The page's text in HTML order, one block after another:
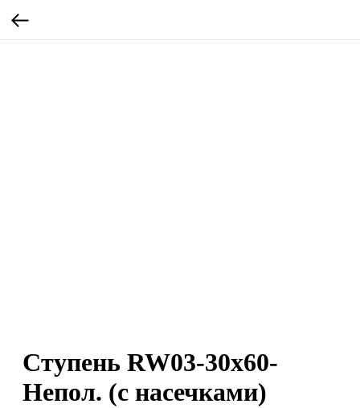
Ступень RW03-30x60-
Непол. (с насечками)